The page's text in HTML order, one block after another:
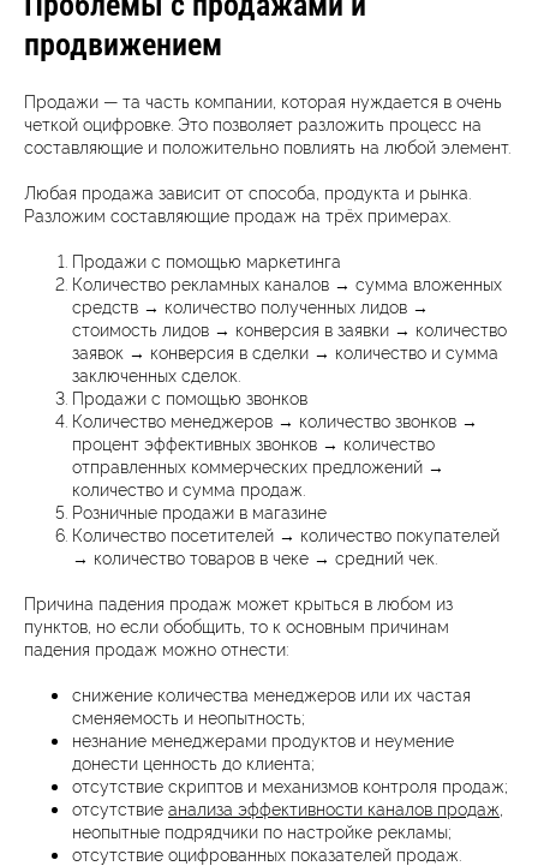
продвижением
Продажи — та часть компании, которая нуждается в очень
четкой оцифровке. Это позволяет разложить процесс на
составляющие и положительно повлиять на любой элемент.
Любая продажа зависит от способа, продукта и рынка.
Разложим составляющие продаж на трёх примерах.
Продажи с помощью маркетинга
Количество рекламных каналов → сумма вложенных
средств → количество полученных лидов →
стоимость лидов → конверсия в заявки → количество
заявок → конверсия в сделки → количество и сумма
заключенных сделок.
Продажи с помощью звонков
Количество менеджеров → количество звонков →
процент эффективных звонков → количество
отправленных коммерческих предложений →
количество и сумма продаж.
Розничные продажи в магазине
Количество посетителей → количество покупателей
→ количество товаров в чеке → средний чек.
Причина падения продаж может крыться в любом из
пунктов, но если обобщить, то к основным причинам
падения продаж можно отнести:
снижение количества менеджеров или их частая
сменяемость и неопытность;
незнание менеджерами продуктов и неумение
донести ценность до клиента;
отсутствие скриптов и механизмов контроля продаж;
отсутствие анализа эффективности каналов продаж,
неопытные подрядчики по настройке рекламы;
отсутствие оцифрованных показателей продаж.